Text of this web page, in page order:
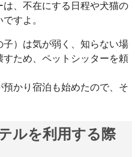
、不在にする日程や犬猫の
すよ。
）は気が弱く、知らない場
ため、ペットシッターを頼
かり宿泊も始めたので、そ
ルを利用する際